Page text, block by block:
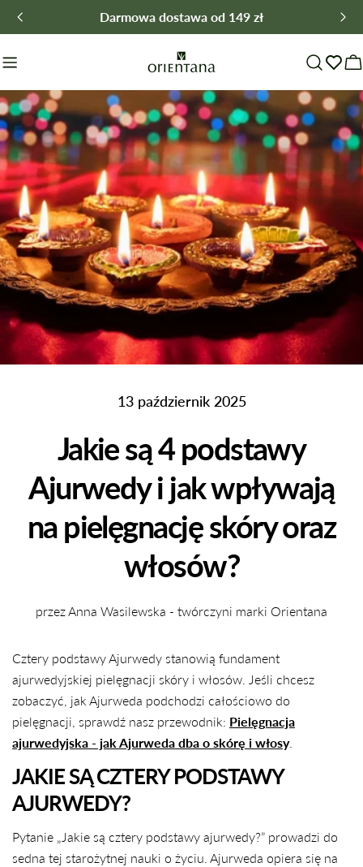
Przejdź
do
Darmowa dostawa od 149 zł
13 październik 2025
Jakie są 4 podstawy
Ajurwedy i jak wpływają
na pielęgnację skóry oraz
włosów?
przez Anna Wasilewska - twórczyni marki Orientana
Cztery podstawy Ajurwedy stanowią fundament
ajurwedyjskiej pielęgnacji skóry i włosów. Jeśli chcesz
zobaczyć, jak Ajurweda podchodzi całościowo do
pielęgnacji, sprawdź nasz przewodnik: Pielęgnacja
ajurwedyjska - jak Ajurweda dba o skórę i włosy.
JAKIE SĄ CZTERY PODSTAWY
AJURWEDY?
Pytanie „Jakie są cztery podstawy ajurwedy?” prowadzi do
sedna tej starożytnej nauki o życiu. Ajurweda opiera się na